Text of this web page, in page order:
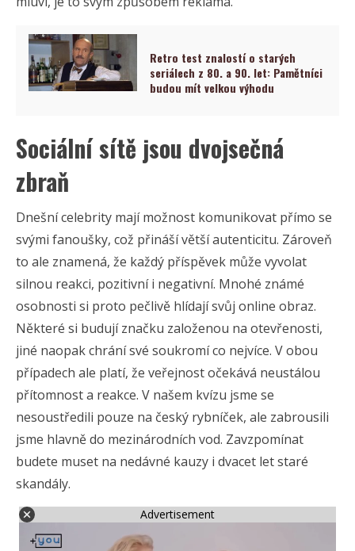
Retro test znalostí o starých
seriálech z 80. a 90. let: Pamětníci
budou mít velkou výhodu
Sociální sítě jsou dvojsečná
zbraň
Dnešní celebrity mají možnost komunikovat přímo se
svými fanoušky, což přináší větší autenticitu. Zároveň
to ale znamená, že každý příspěvek může vyvolat
silnou reakci, pozitivní i negativní. Mnohé známé
osobnosti si proto pečlivě hlídají svůj online obraz.
Některé si budují značku založenou na otevřenosti,
jiné naopak chrání své soukromí co nejvíce. V obou
případech ale platí, že veřejnost očekává neustálou
přítomnost a reakce. V našem kvízu jsme se
nesoustředili pouze na český rybníček, ale zabrousili
jsme hlavně do mezinárodních vod. Zavzpomínat
budete muset na nedávné kauzy i dvacet let staré
skandály.
Advertisement